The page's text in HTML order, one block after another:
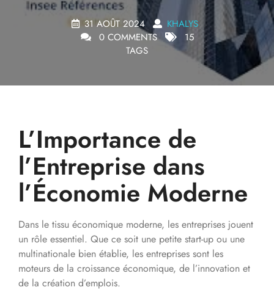
31 AOÛT 2024
KHALYS
0 COMMENTS
15
TAGS
L’Importance de
l’Entreprise dans
l’Économie Moderne
Dans le tissu économique moderne, les entreprises jouent
un rôle essentiel. Que ce soit une petite start-up ou une
multinationale bien établie, les entreprises sont les
moteurs de la croissance économique, de l’innovation et
de la création d’emplois.